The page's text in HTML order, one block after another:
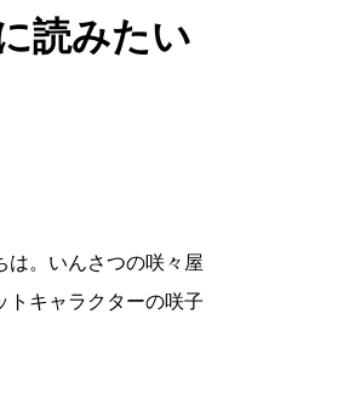
読みたい
は。いんさつの咲々屋
トキャラクターの咲子